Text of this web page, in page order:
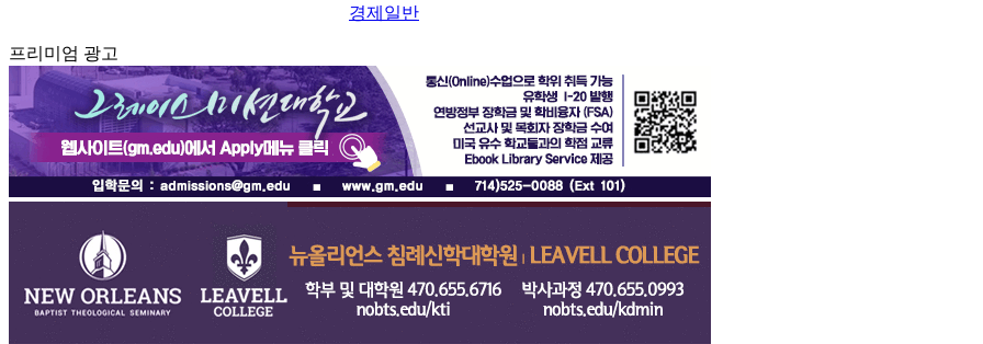
경제일반
프리미엄 광고